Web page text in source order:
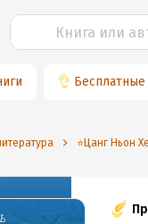
👌 Бесплатные
⭐️Цанг Ньон